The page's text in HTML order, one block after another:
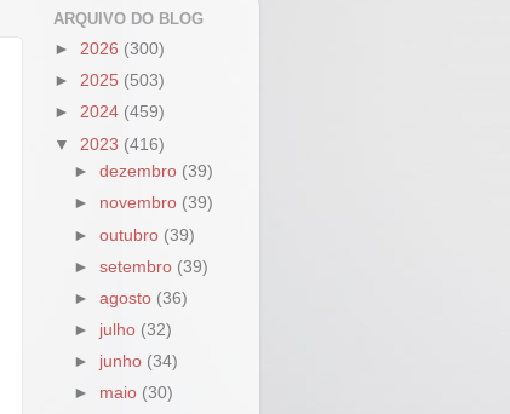
ARQUIVO DO BLOG
► 2026 (300)
► 2025 (503)
► 2024 (459)
▼ 2023 (416)
►dezembro (39)
► novembro (39)
►outubro (39)
►setembro (39)
►agosto (36)
► julho (32)
► junho (34)
► maio (30)